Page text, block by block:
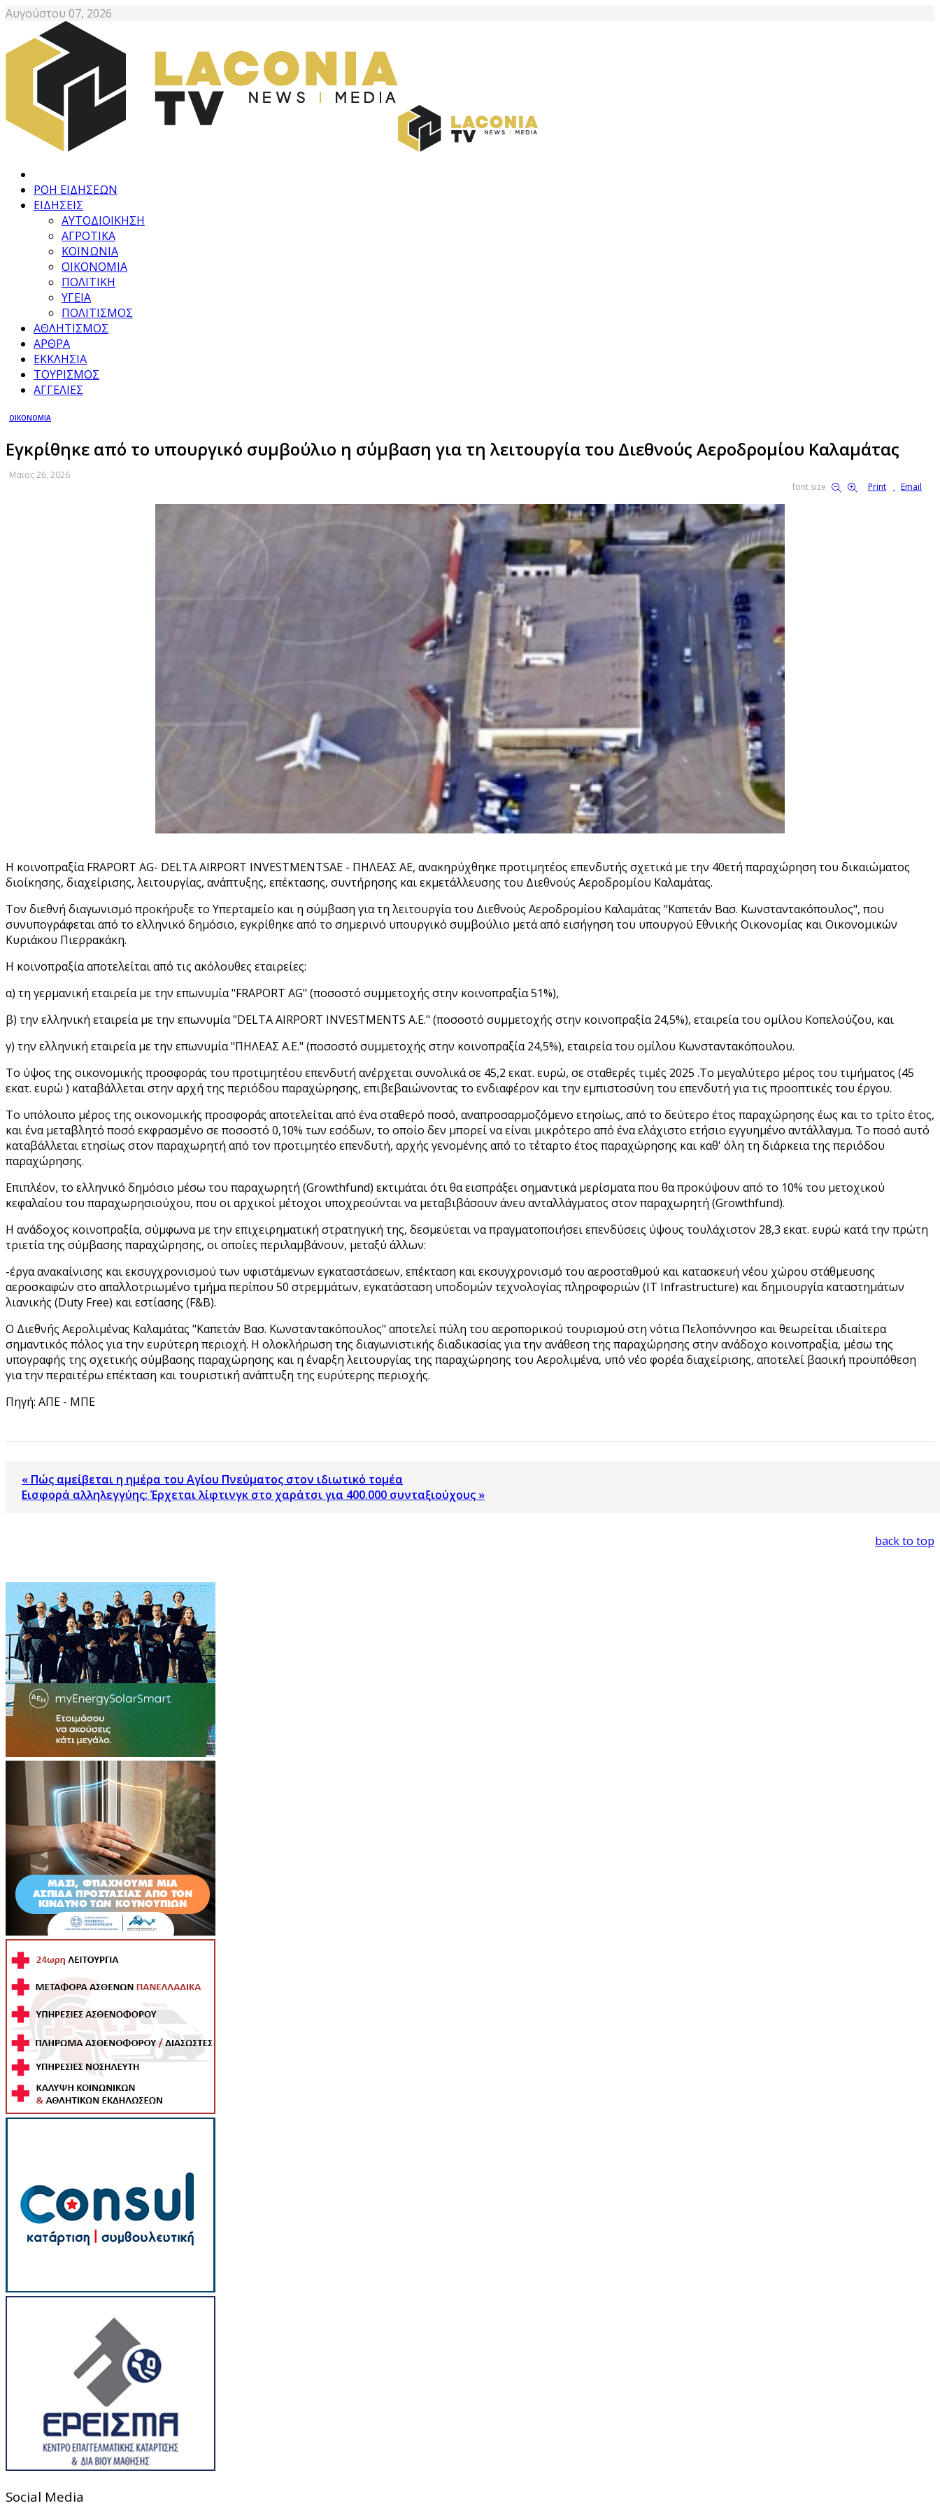
Αυγούστου 07, 2026
ΡΟΗ ΕΙΔΗΣΕΩΝ
ΕΙΔΗΣΕΙΣ
ΑΥΤΟΔΙΟΙΚΗΣΗ
ΑΓΡΟΤΙΚΑ
ΚΟΙΝΩΝΙΑ
ΟΙΚΟΝΟΜΙΑ
ΠΟΛΙΤΙΚΗ
ΥΓΕΙΑ
ΠΟΛΙΤΙΣΜΟΣ
ΑΘΛΗΤΙΣΜΟΣ
ΑΡΘΡΑ
ΕΚΚΛΗΣΙΑ
ΤΟΥΡΙΣΜΟΣ
ΑΓΓΕΛΙΕΣ
ΟΙΚΟΝΟΜΙΑ
Εγκρίθηκε από το υπουργικό συμβούλιο η σύμβαση για τη λειτουργία του Διεθνούς Αεροδρομίου Καλαμάτας
Μαϊος 26, 2026
font size
Print Email
Η κοινοπραξία FRAPORT AG- DELTA AIRPORT INVESTMENTSΑΕ - ΠΗΛΕΑΣ ΑΕ, ανακηρύχθηκε προτιμητέος επενδυτής σχετικά με την 40ετή παραχώρηση του δικαιώματος
διοίκησης, διαχείρισης, λειτουργίας, ανάπτυξης, επέκτασης, συντήρησης και εκμετάλλευσης του Διεθνούς Αεροδρομίου Καλαμάτας.
Τον διεθνή διαγωνισμό προκήρυξε το Υπερταμείο και η σύμβαση για τη λειτουργία του Διεθνούς Αεροδρομίου Καλαμάτας "Καπετάν Βασ. Κωνσταντακόπουλος", που
συνυπογράφεται από το ελληνικό δημόσιο, εγκρίθηκε από το σημερινό υπουργικό συμβούλιο μετά από εισήγηση του υπουργού Εθνικής Οικονομίας και Οικονομικών
Κυριάκου Πιερρακάκη.
Η κοινοπραξία αποτελείται από τις ακόλουθες εταιρείες:
α) τη γερμανική εταιρεία με την επωνυμία "FRAPORT AG" (ποσοστό συμμετοχής στην κοινοπραξία 51%),
β) την ελληνική εταιρεία με την επωνυμία "DELTA AIRPORT INVESTMENTS A.E." (ποσοστό συμμετοχής στην κοινοπραξία 24,5%), εταιρεία του ομίλου Κοπελούζου, και
γ) την ελληνική εταιρεία με την επωνυμία "ΠΗΛΕΑΣ A.E." (ποσοστό συμμετοχής στην κοινοπραξία 24,5%), εταιρεία του ομίλου Κωνσταντακόπουλου.
Το ύψος της οικονομικής προσφοράς του προτιμητέου επενδυτή ανέρχεται συνολικά σε 45,2 εκατ. ευρώ, σε σταθερές τιμές 2025 .Το μεγαλύτερο μέρος του τιμήματος (45
εκατ. ευρώ ) καταβάλλεται στην αρχή της περιόδου παραχώρησης, επιβεβαιώνοντας το ενδιαφέρον και την εμπιστοσύνη του επενδυτή για τις προοπτικές του έργου.
Το υπόλοιπο μέρος της οικονομικής προσφοράς αποτελείται από ένα σταθερό ποσό, αναπροσαρμοζόμενο ετησίως, από το δεύτερο έτος παραχώρησης έως και το τρίτο έτος,
και ένα μεταβλητό ποσό εκφρασμένο σε ποσοστό 0,10% των εσόδων, το οποίο δεν μπορεί να είναι μικρότερο από ένα ελάχιστο ετήσιο εγγυημένο αντάλλαγμα. Το ποσό αυτό
καταβάλλεται ετησίως στον παραχωρητή από τον προτιμητέο επενδυτή, αρχής γενομένης από το τέταρτο έτος παραχώρησης και καθ' όλη τη διάρκεια της περιόδου
παραχώρησης.
Επιπλέον, το ελληνικό δημόσιο μέσω του παραχωρητή (Growthfund) εκτιμάται ότι θα εισπράξει σημαντικά μερίσματα που θα προκύψουν από το 10% του μετοχικού
κεφαλαίου του παραχωρησιούχου, που οι αρχικοί μέτοχοι υποχρεούνται να μεταβιβάσουν άνευ ανταλλάγματος στον παραχωρητή (Growthfund).
Η ανάδοχος κοινοπραξία, σύμφωνα με την επιχειρηματική στρατηγική της, δεσμεύεται να πραγματοποιήσει επενδύσεις ύψους τουλάχιστον 28,3 εκατ. ευρώ κατά την πρώτη
τριετία της σύμβασης παραχώρησης, οι οποίες περιλαμβάνουν, μεταξύ άλλων:
-έργα ανακαίνισης και εκσυγχρονισμού των υφιστάμενων εγκαταστάσεων, επέκταση και εκσυγχρονισμό του αεροσταθμού και κατασκευή νέου χώρου στάθμευσης
αεροσκαφών στο απαλλοτριωμένο τμήμα περίπου 50 στρεμμάτων, εγκατάσταση υποδομών τεχνολογίας πληροφοριών (IT Infrastructure) και δημιουργία καταστημάτων
λιανικής (Duty Free) και εστίασης (F&B).
Ο Διεθνής Αερολιμένας Καλαμάτας "Καπετάν Βασ. Κωνσταντακόπουλος" αποτελεί πύλη του αεροπορικού τουρισμού στη νότια Πελοπόννησο και θεωρείται ιδιαίτερα
σημαντικός πόλος για την ευρύτερη περιοχή. Η ολοκλήρωση της διαγωνιστικής διαδικασίας για την ανάθεση της παραχώρησης στην ανάδοχο κοινοπραξία, μέσω της
υπογραφής της σχετικής σύμβασης παραχώρησης και η έναρξη λειτουργίας της παραχώρησης του Αερολιμένα, υπό νέο φορέα διαχείρισης, αποτελεί βασική προϋπόθεση
για την περαιτέρω επέκταση και τουριστική ανάπτυξη της ευρύτερης περιοχής.
Πηγή: ΑΠΕ - ΜΠΕ
« Πώς αμείβεται η ημέρα του Αγίου Πνεύματος στον ιδιωτικό τομέα
Εισφορά αλληλεγγύης: Έρχεται λίφτινγκ στο χαράτσι για 400.000 συνταξιούχους »
back to top
Social Media